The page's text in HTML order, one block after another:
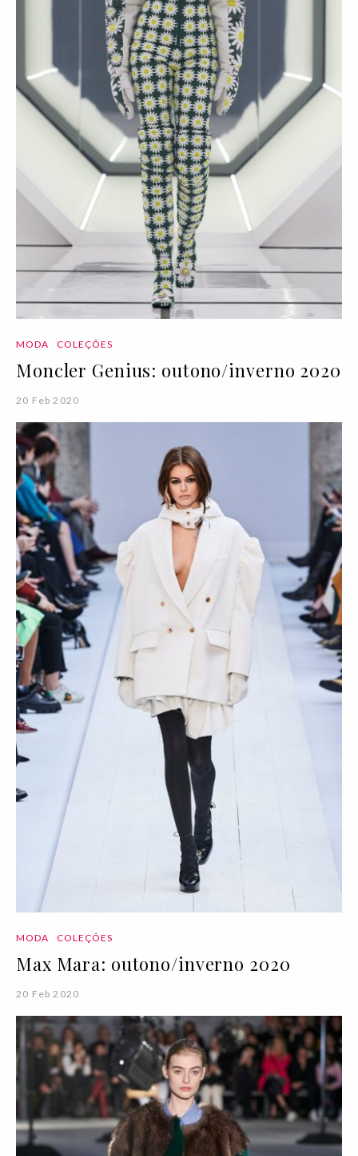
MODA COLEÇÕES
Moncler Genius: outono/inverno 2020
20 Feb 2020
MODA COLEÇÕES
Max Mara: outono/inverno 2020
20 Feb 2020